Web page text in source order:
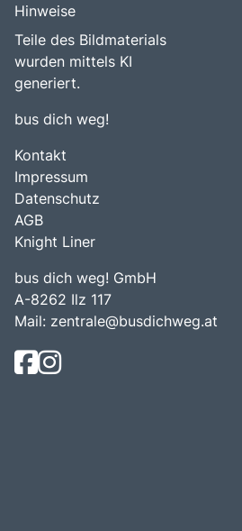
Hinweise
Teile des Bildmaterials
wurden mittels KI
generiert.
bus dich weg!
Kontakt
Impressum
Datenschutz
AGB
Knight Liner
bus dich weg! GmbH
A-8262 Ilz 117
Mail: zentrale@busdichweg.at